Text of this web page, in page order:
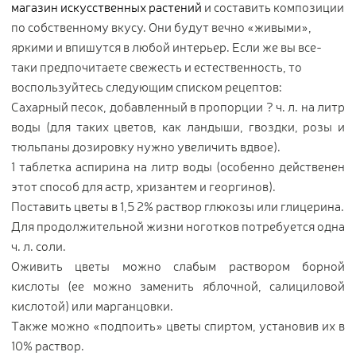
магазин искусственных растений и составить композиции
по собственному вкусу. Они будут вечно «живыми»,
яркими и впишутся в любой интерьер. Если же вы все-
таки предпочитаете свежесть и естественность, то
воспользуйтесь следующим списком рецептов:
Сахарный песок, добавленный в пропорции ? ч. л. на литр
воды (для таких цветов, как ландыши, гвоздки, розы и
тюльпаны дозировку нужно увеличить вдвое).
1 таблетка аспирина на литр воды (особенно действенен
этот способ для астр, хризантем и георгинов).
Поставить цветы в 1,5 2% раствор глюкозы или глицерина.
Для продолжительной жизни ноготков потребуется одна
ч. л. соли.
Оживить цветы можно слабым раствором борной
кислоты (ее можно заменить яблочной, салициловой
кислотой) или марганцовки.
Также можно «подпоить» цветы спиртом, установив их в
10% раствор.